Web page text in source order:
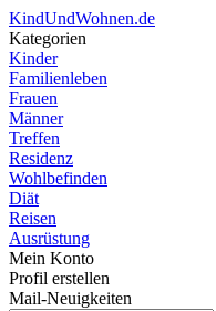
KindUndWohnen.de
Kategorien
Kinder
Familienleben
Frauen
Männer
Treffen
Residenz
Wohlbefinden
Diät
Reisen
Ausrüstung
Mein Konto
Profil erstellen
Mail-Neuigkeiten